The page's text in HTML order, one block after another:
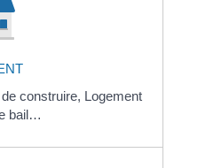
construire, Logement
bail…